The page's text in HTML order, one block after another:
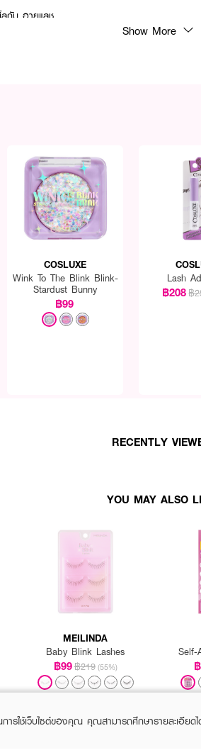
กัม อายแลช
Show More
COSLUXE
Wink To The Blink Blink-
Stardust Bunny
฿99
Lash
฿208฿
RECENTLY
YOU MAY ALSO
MEILINDA
Baby Blink Lashes
฿99฿219 (55%)
Self-
ารใช้เว็บไซต์ของคุณ คุณสามารถศึกษารายละเอียด